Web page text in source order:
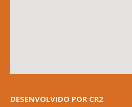
DESENVOLVIDO POR CR2